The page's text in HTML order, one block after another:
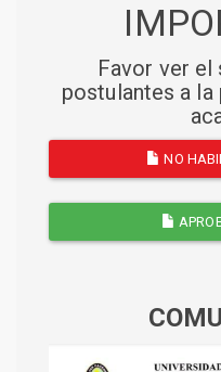
Favor ver el
postulantes a
NO